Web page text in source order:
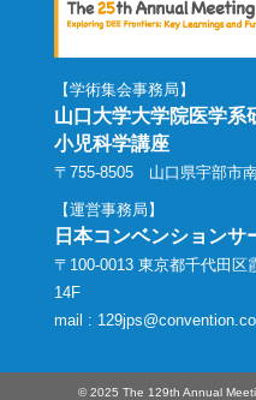
【学術集会事務局】
山口大学大学院医学系
小児科学講座
〒755-8505 山口県宇部市
【運営事務局】
日本コンベンションサ
〒100-0013 東京都千代田区
14F
mail :
© 2025 The 129th Annual